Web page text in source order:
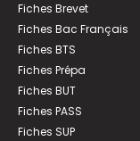
Fiches Brevet
Fiches Bac Français
Fiches BTS
Fiches Prépa
Fiches BUT
Fiches PASS
Fiches SUP